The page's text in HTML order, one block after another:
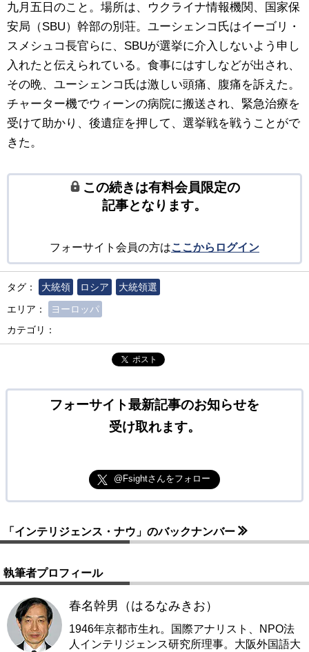
九月五日のこと。場所は、ウクライナ情報機関、国家保
安局（SBU）幹部の別荘。ユーシェンコ氏はイーゴリ・
スメシュコ長官らに、SBUが選挙に介入しないよう申し
入れたと伝えられている。食事にはすしなどが出され、
その晩、ユーシェンコ氏は激しい頭痛、腹痛を訴えた。
チャーター機でウィーンの病院に搬送され、緊急治療を
受けて助かり、後遺症を押して、選挙戦を戦うことがで
きた。
この続きは有料会員限定の
記事となります。
フォーサイト会員の方はここからログイン
タグ： 大統領 ロシア
大統領選
エリア：
ヨーロッパ
カテゴリ：
ポスト
フォーサイト最新記事のお知らせを
受け取れます。
@Fsightさんをフォロー
「インテリジェンス・ナウ」のバックナンバー
執筆者プロフィール
春名幹男（はるなみきお）
1946年京都市生れ。国際アナリスト、NPO法
人インテリジェンス研究所理事。大阪外国語大